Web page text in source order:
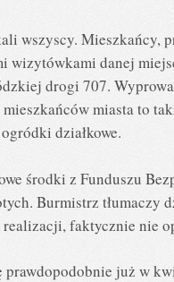
wszyscy. Mieszkańcy,
wizytówkami danej
drogi 707.
miasta to
działkowe.
środki z Funduszu
Burmistrz tłumaczy
faktycznie nie
prawdopodobnie już w